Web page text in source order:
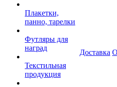
Плакетки,
панно, тарелки
Футляры для
наград
Текстильная
продукция
Доставка